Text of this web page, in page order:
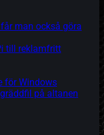
man också göra
till reklamfritt
för Windows
på altanen